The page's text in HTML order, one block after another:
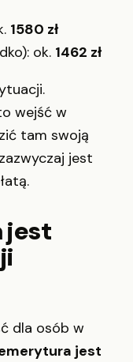
1580 zł
ok. 1462 zł
wejść w
tam swoją
jest
jest
dla osób w
jest